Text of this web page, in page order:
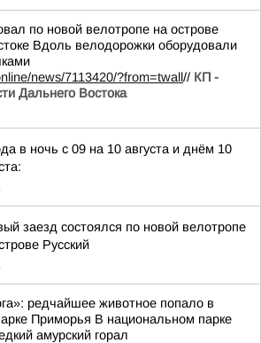
по новой велотропе на острове
Вдоль велодорожки оборудовали
news/7113420/?from=twall// КП -
Дальнего Востока
в ночь с 09 на 10 августа и днём 10
заезд состоялся по новой велотропе
Русский
редчайшее животное попало в
Приморья В национальном парке
амурский горал